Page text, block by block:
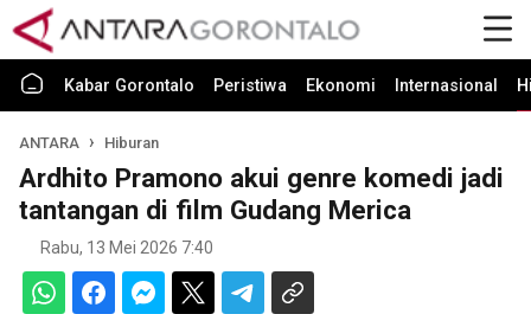
Kabar Gorontalo Peristiwa Ekonomi Internasional
ANTARA Hiburan
Ardhito Pramono akui genre komedi jadi
tantangan di film Gudang Merica
Rabu, 13 Mei 2026 7:40